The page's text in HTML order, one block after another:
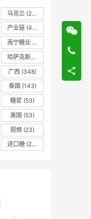
乌克兰 (20)
产业链 (42)
南宁糖业
哈萨克斯坦
广西 (348)
泰国 (143)
糖浆 (53)
美国 (53)
视频 (23)
进口糖 (236)